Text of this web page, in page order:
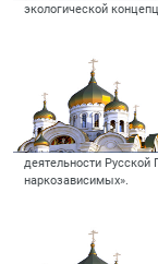
экологической
деятельности Русской
наркозависимых».